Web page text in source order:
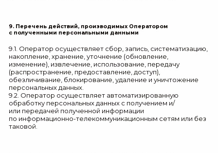
9. Перечень действий, производимых Оператором
с полученными персональными данными
9.1. Оператор осуществляет сбор, запись, систематизацию,
накопление, хранение, уточнение (обновление,
изменение), извлечение, использование, передачу
(распространение, предоставление, доступ),
обезличивание, блокирование, удаление и уничтожение
персональных данных.
9.2. Оператор осуществляет автоматизированную
обработку персональных данных с получением и/
или передачей полученной информации
по информационно-телекоммуникационным сетям или без
таковой.